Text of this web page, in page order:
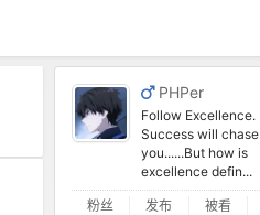
PHPer
Follow Excellence.
Success will chase
you......But how is
excellence defin...
粉丝 发布 被看